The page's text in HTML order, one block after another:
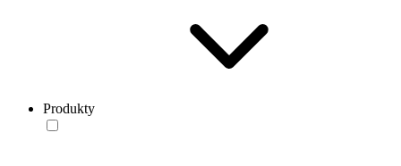
Produkty